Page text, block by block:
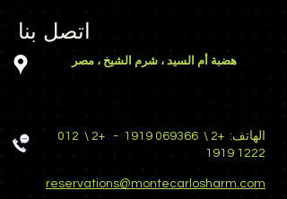
اتصل بنا
هضبة أم السيد ، شرم الشيخ ، مصر
الهاتف: +2 \
069366 1919
-
+2 \
012
1222 1919
reservations@montecarlosharm.com